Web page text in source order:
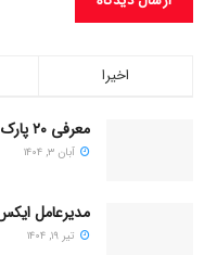
اخیرا
معرفی ۲۰ پارک مشهد برای زدن چادر و اسکان مسافر
آبان ۳, ۱۴۰۴
مدیرعامل
تیر ۱۹, ۱۴۰۴